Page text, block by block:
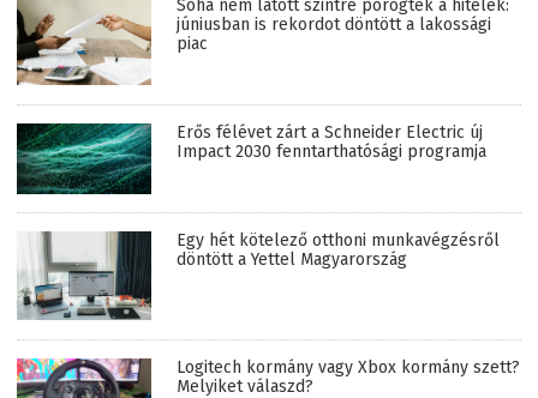
Soha nem látott szintre pörögtek a hitelek:
júniusban is rekordot döntött a lakossági
piac
Erős félévet zárt a Schneider Electric új
Impact 2030 fenntarthatósági programja
Egy hét kötelező otthoni munkavégzésről
döntött a Yettel Magyarország
Logitech kormány vagy Xbox kormány szett?
Melyiket válaszd?